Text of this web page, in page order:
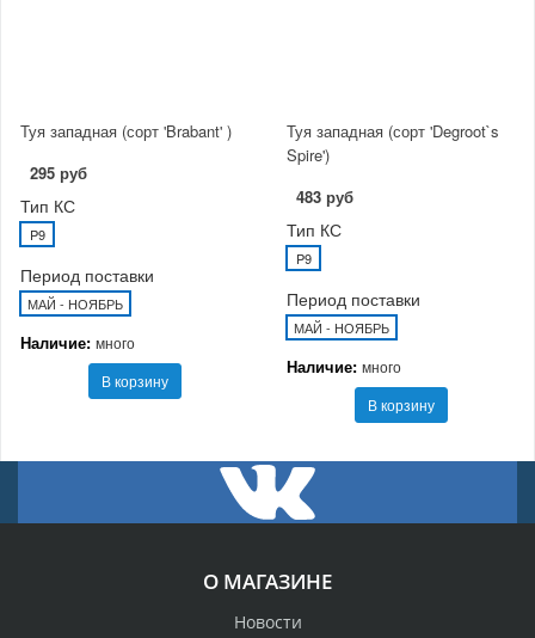
Туя западная (сорт 'Brabant' )
295 руб
Тип КС
P9
Период поставки
МАЙ - НОЯБРЬ
Наличие: много
В корзину
Туя западная (сорт 'Degroot`s
Spire')
483 руб
Тип КС
P9
Период поставки
МАЙ - НОЯБРЬ
Наличие: много
В корзину
О МАГАЗИНЕ
Новости